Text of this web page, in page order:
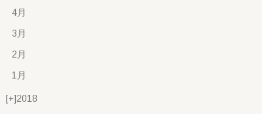
4月
3月
2月
1月
[+]2018